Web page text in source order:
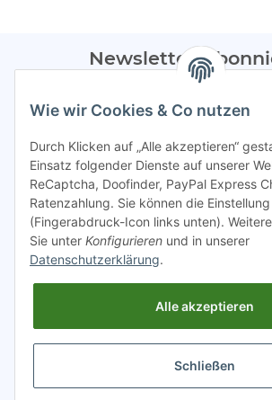
Newsletter
Bitte sendet mir entsprechend eurer
regelmäßig Infos zu euren Aktionen
Spamschutz aktiv
Gesetzliche Informationen
Wie wir Cookies & Co nutzen
Durch Klicken auf „Alle akzeptieren“
Einsatz folgender Dienste auf unserer
ReCaptcha, Doofinder, PayPal Express
Ratenzahlung. Sie können die
(Fingerabdruck-Icon links unten).
Sie unter Konfigurieren und in unserer
Datenschutzerklärung.
Alle akzeptieren
Schließen